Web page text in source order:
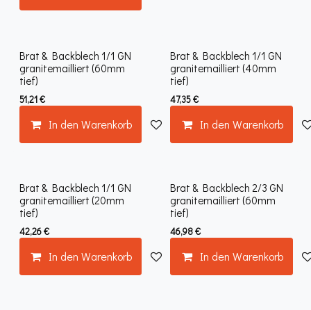
Brat & Backblech 1/1 GN
granitemailliert (60mm
tief)
51,21€
In den Warenkorb Auf die Wunschliste
Brat & Backblech 1/1 GN
granitemailliert (40mm
tief)
47,35€
In den Warenkorb
Brat & Backblech 1/1 GN
granitemailliert (20mm
tief)
42,26€
In den Warenkorb Auf die Wunschliste
Brat & Backblech 2/3 GN
granitemailliert (60mm
tief)
46,98€
In den Warenkorb